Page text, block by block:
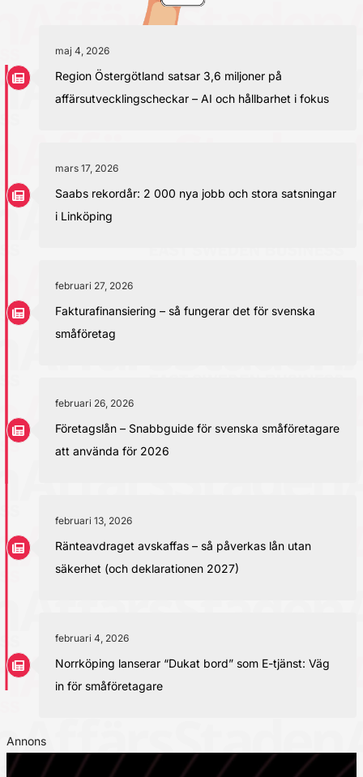
maj 4, 2026
Region Östergötland satsar 3,6 miljoner på
affärsutvecklingscheckar – AI och hållbarhet i fokus
mars 17, 2026
Saabs rekordår: 2 000 nya jobb och stora satsningar
i Linköping
februari 27, 2026
Fakturafinansiering – så fungerar det för svenska
småföretag
februari 26, 2026
Företagslån – Snabbguide för svenska småföretagare
att använda för 2026
februari 13, 2026
Ränteavdraget avskaffas – så påverkas lån utan
säkerhet (och deklarationen 2027)
februari 4, 2026
Norrköping lanserar “Dukat bord” som E-tjänst: Väg
in för småföretagare
Annons